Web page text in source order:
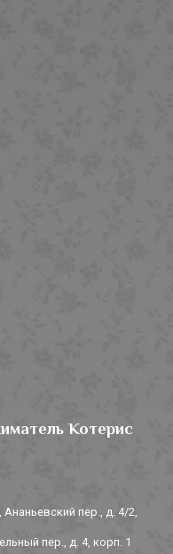
Котерис
пер., д. 4/2,
пер., д. 4, корп. 1